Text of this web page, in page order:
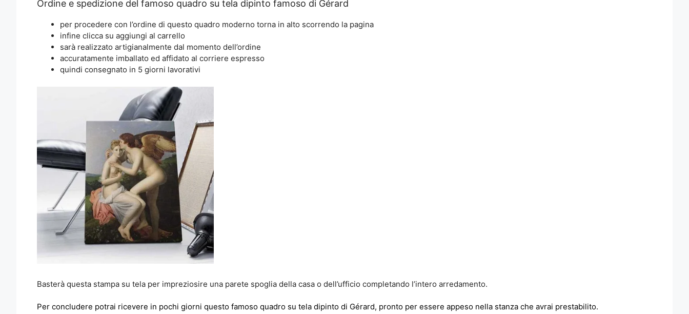
Ordine e spedizione del famoso quadro su tela dipinto famoso di Gérard
per procedere con l’ordine di questo quadro moderno torna in alto scorrendo la pagina
infine clicca su aggiungi al carrello
sarà realizzato artigianalmente dal momento dell’ordine
accuratamente imballato ed affidato al corriere espresso
quindi consegnato in 5 giorni lavorativi
Basterà questa stampa su tela per impreziosire una parete spoglia della casa o dell’ufficio completando l’intero arredamento.
Per concludere potrai ricevere in pochi giorni questo famoso quadro su tela dipinto di Gérard, pronto per essere appeso nella stanza che avrai prestabilito.